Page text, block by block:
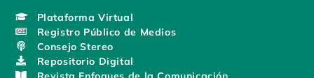
Plataforma Virtual
Registro Público de Medios
Consejo Stereo
Repositorio Digital
Revista Enfoques de la Comunicación